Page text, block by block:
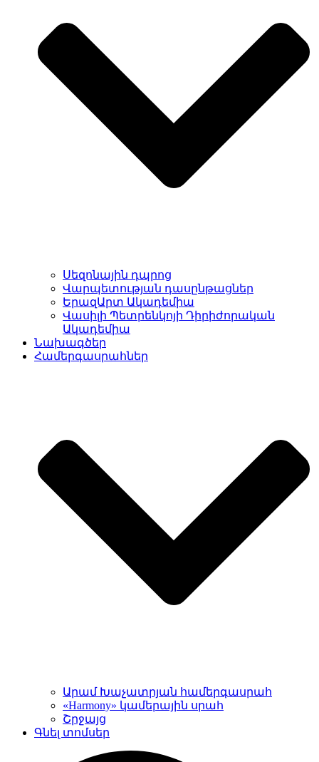
Սեզոնային դպրոց
Վարպետության դասընթացներ
ԵրազԱրտ Ակադեմիա
Վասիլի Պետրենկոյի Դիրիժորական
Ակադեմիա
Նախագծեր
Համերգասրահներ
Արամ Խաչատրյան համերգասրահ
«Harmony» կամերային սրահ
Շրջայց
Գնել տոմսեր